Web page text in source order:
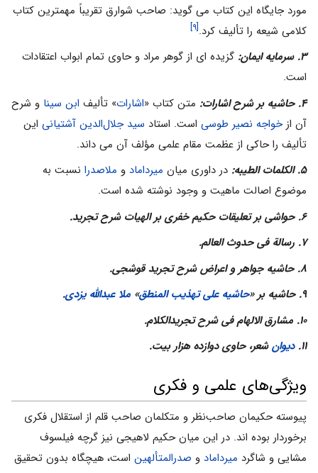
مورد جایگاه این کتاب مى گوید: صاحب شوارق تقریباً مهمترین کتاب
کلامى شیعه را تألیف کرد.[۹]
۳. سرمایه ایمان:
گزیده اى از گوهر مراد و حاوى تمام ابواب اعتقادات
است.
۴. حاشیه بر شرح اشارات:
متن کتاب «اشارات» تألیف ابن سینا و شرح
آن ازخواجه نصیر طوسى است. استاد سید جلال‌الدین آشتیانى این
تألیف را حاکى از عظمت مقام علمى مؤلف آن مى داند.
۵. الکلمات الطیبه: در داورى میان میرداماد و ملاصدرا نسبت به
موضوع اصالت ماهیت و وجود نوشته شده است.
۶. حواشى بر تعلیقات حکیم خفرى بر الهیات شرح تجرید.
۷. رسالة فى حدوث العالم.
۸. حاشیه جواهر و اعراض شرح تجرید قوشجى.
۹. حاشیه بر «
حاشیه علی تهذیب المنطق» ملا عبدالله یزدى.
۱۰. مشارق الالهام فى شرح تجریدالکلام.
۱۱. دیوانشعر، حاوى دوازده هزار بیت.
ویژگی‌هاى علمى و فکرى
پیوسته حکیمان صاحب‌نظر و متکلمان صاحب قلم از استقلال فکرى
برخوردار بوده اند. در این میان حکیم لاهیجى نیز گرچه فیلسوف
مشایى و شاگرد میرداماد و صدرالمتألهین است، هیچگاه بدون تحقیق